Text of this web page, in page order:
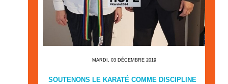
MARDI, 03 DÉCEMBRE 2019
SOUTENONS LE KARATÉ COMME DISCIPLINE